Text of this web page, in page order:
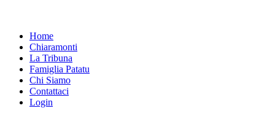
Home
Chiaramonti
La Tribuna
Famiglia Patatu
Chi Siamo
Contattaci
Login